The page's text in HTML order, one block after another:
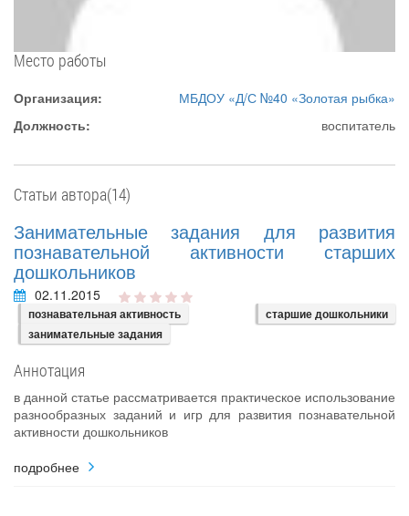
Место работы
Организация:
МБДОУ «Д/С №40 «Золотая рыбка»
Должность:
воспитатель
Статьи автора(14)
Занимательные задания для развития
познавательной активности старших
дошкольников
02.11.2015
познавательная активность
старшие дошкольники
занимательные задания
Аннотация
в данной статье рассматривается практическое использование
разнообразных заданий и игр для развития познавательной
активности дошкольников
подробнее